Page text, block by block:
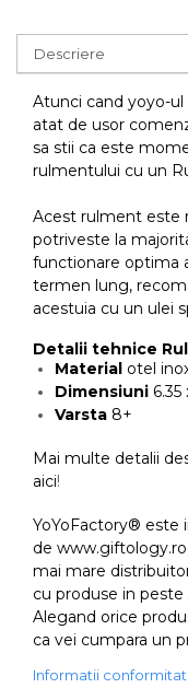
Descriere
Atunci cand yoyo-
atat de usor
sa stii ca este
rulmentului cu un
Acest rulment este
potriveste la
functionare optima
termen lung,
acestuia cu un ulei
Detalii tehnice
Material otel
Dimensiuni
Varsta 8+
Mai multe detalii
aici!
YoYoFactory® este
de www.giftology.ro
mai mare
cu produse in
Alegand orice
ca vei cumpara un
Informatii